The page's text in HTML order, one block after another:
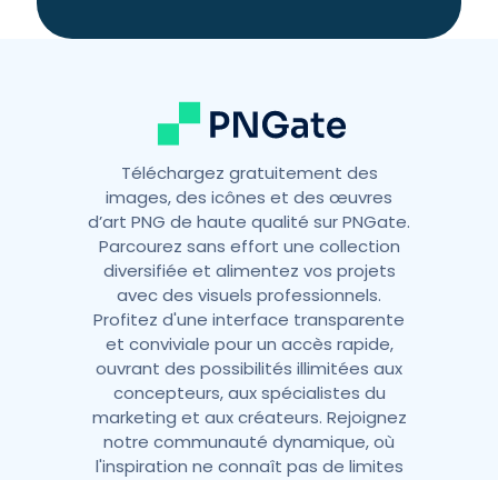
Téléchargez gratuitement des
images, des icônes et des œuvres
d’art PNG de haute qualité sur PNGate.
Parcourez sans effort une collection
diversifiée et alimentez vos projets
avec des visuels professionnels.
Profitez d'une interface transparente
et conviviale pour un accès rapide,
ouvrant des possibilités illimitées aux
concepteurs, aux spécialistes du
marketing et aux créateurs. Rejoignez
notre communauté dynamique, où
l'inspiration ne connaît pas de limites